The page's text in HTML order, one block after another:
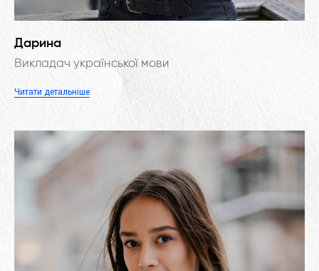
Дарина
Викладач української мови
Читати детальніше